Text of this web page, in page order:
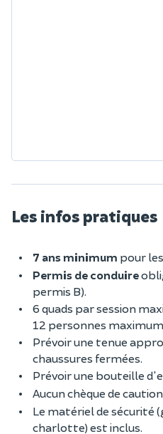
Les infos pratiques
7 ans minimum pour
Permis de conduire
permis B).
6 quads par session
12 personnes
Prévoir une tenue
chaussures fermées.
Prévoir une bouteille
Aucun chèque de
Le matériel de sécurité
charlotte) est inclus.